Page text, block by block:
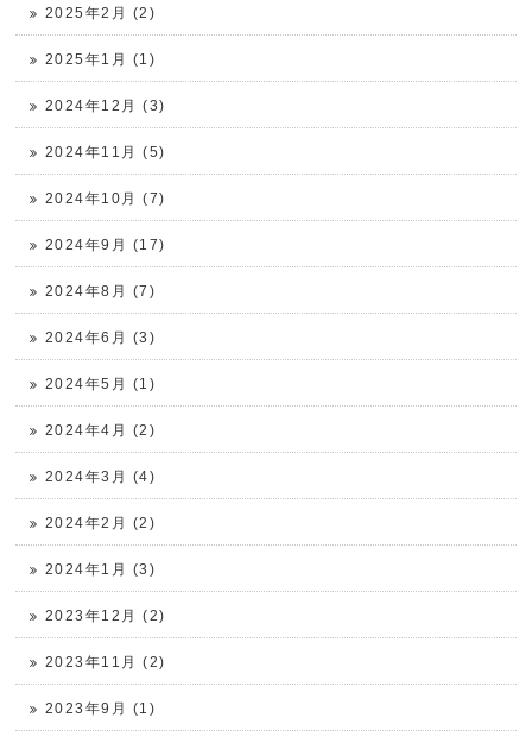
2025年2月 (2)
2025年1月 (1)
2024年12月 (3)
2024年11月 (5)
2024年10月 (7)
2024年9月 (17)
2024年8月 (7)
2024年6月 (3)
2024年5月 (1)
2024年4月 (2)
2024年3月 (4)
2024年2月 (2)
2024年1月 (3)
2023年12月 (2)
2023年11月 (2)
2023年9月 (1)